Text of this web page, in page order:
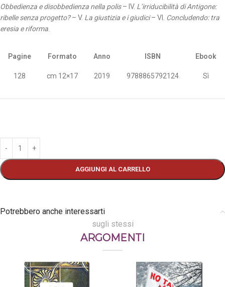
Obbedienza e disobbedienza nella polis– IV. L’irriducibilità di Antigone:
ribelle senza progetto?– V. La giustizia e i giudici– VI. Concludendo: tra
eresia e riforma
Pagine
128
Formato
cm 12×17
Anno
2019
ISBN
9788865792124
Ebook
Sì
AGGIUNGI AL CARRELLO
Potrebbero anche interessarti
sugli stessi
ARGOMENTI